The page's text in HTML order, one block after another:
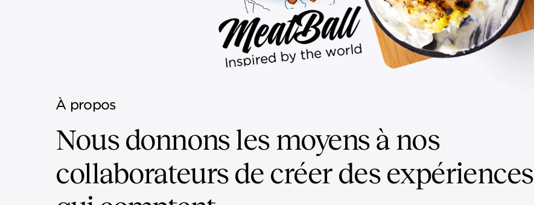
À propos
Nous donnons les moyens à nos
collaborateurs de créer des expériences